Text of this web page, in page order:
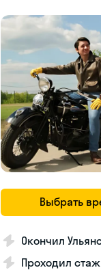
Выбрать
Окончил
Проходил